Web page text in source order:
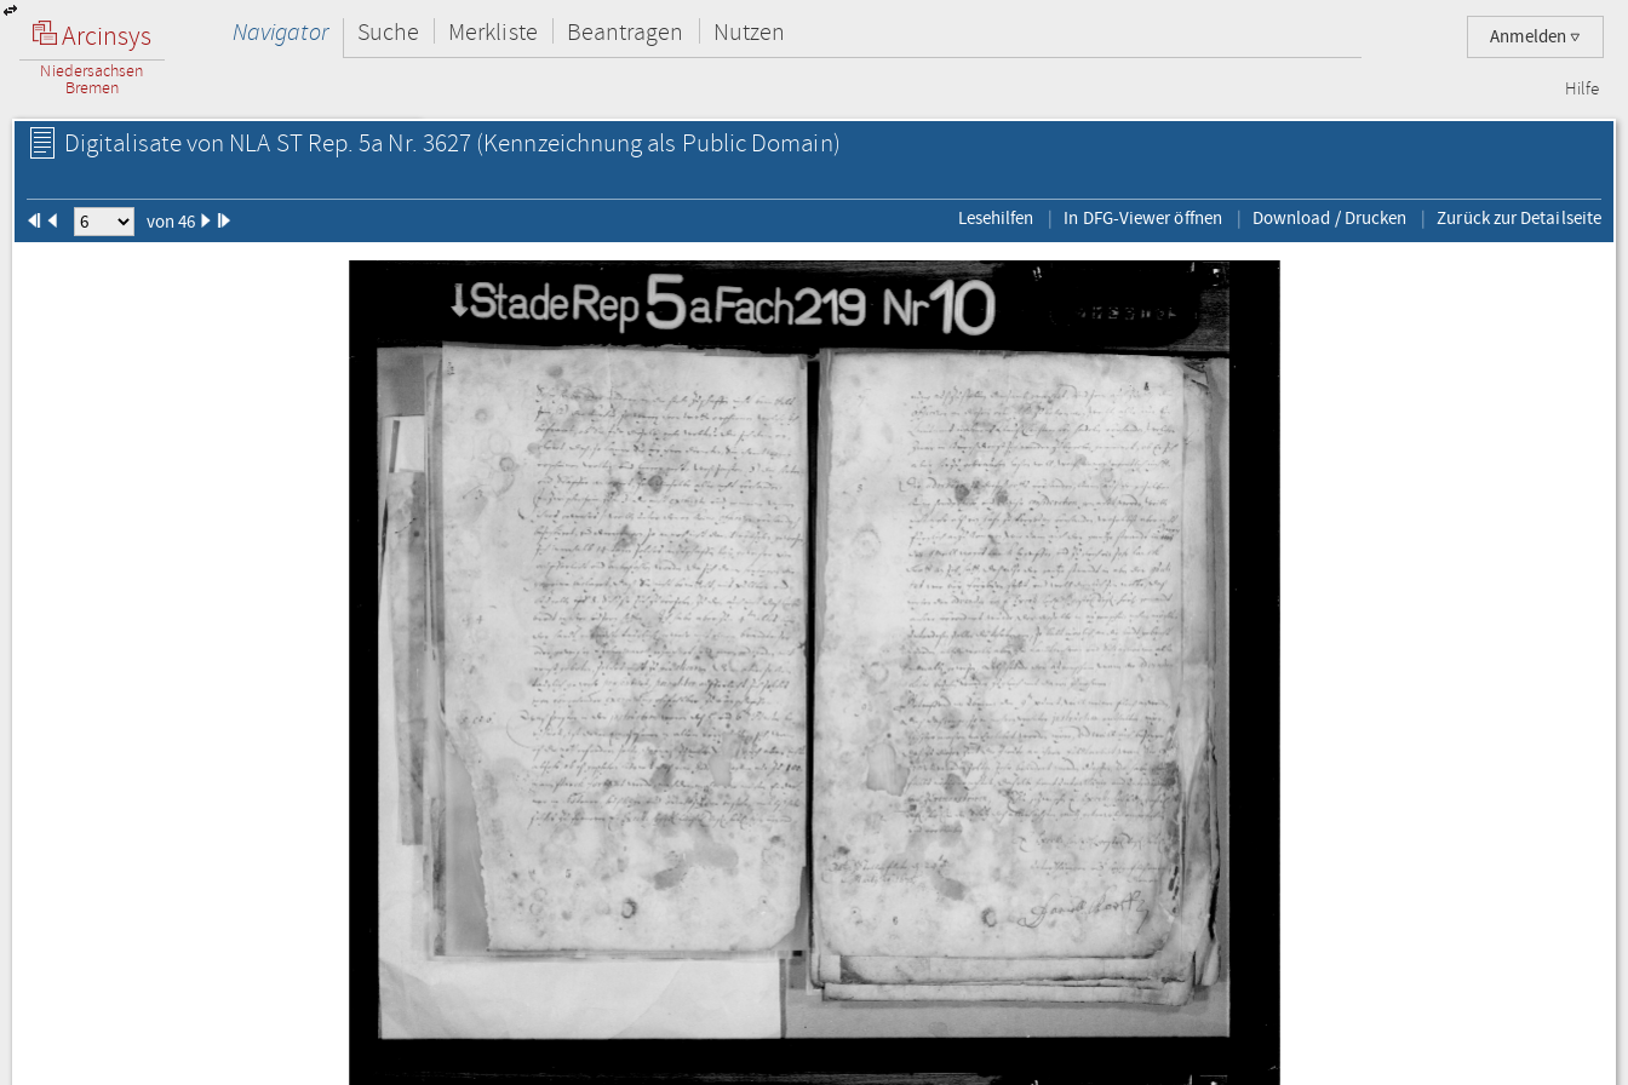
Arcinsys
Niedersachsen
Bremen
Anmelden
Navigator Suche Merkliste Beantragen Nutzen
Hilfe
Digitalisate von NLA ST Rep. 5a Nr. 3627(Kennzeichnung als Public Domain)
von 46 Lesehilfen In DFG-Viewer öffnen Download / Drucken Zurück zur Detailseite